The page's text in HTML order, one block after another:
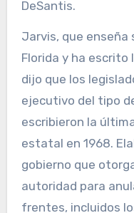
DeSantis.
Jarvis, que
Florida y ha
dijo que los
ejecutivo del tipo
escribieron la
estatal en 1968.
gobierno que
autoridad para
frentes, incluidos